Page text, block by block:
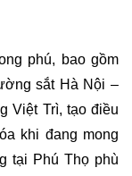
phú, bao gồm
sắt Hà Nội –
Việt Trì, tạo điều
khi đang mong
tại Phú Thọ phù